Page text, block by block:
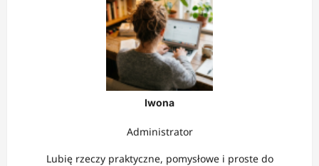
Iwona
Administrator
Lubię rzeczy praktyczne, pomysłowe i proste do